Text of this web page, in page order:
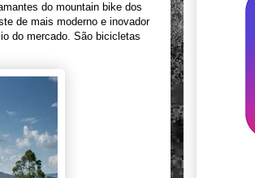
do mountain bike dos
de mais moderno e inovador
do mercado. São bicicletas